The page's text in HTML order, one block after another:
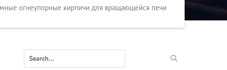
огнеупорные кирпичи для вращающейся печи
Search
for: